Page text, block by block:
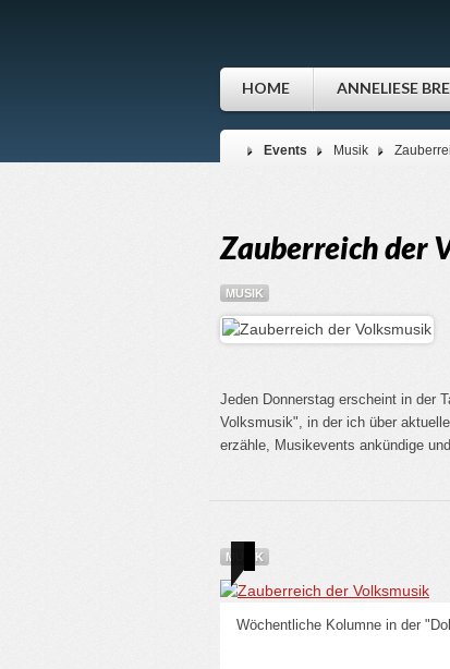
HOME ANNELIESE
Events Musik
Zauberreich der
MUSIK
Jeden Donnerstag erscheint in der
Volksmusik", in der ich über
erzähle, Musikevents ankündige
MUSIK
Wöchentliche Kolumne in der